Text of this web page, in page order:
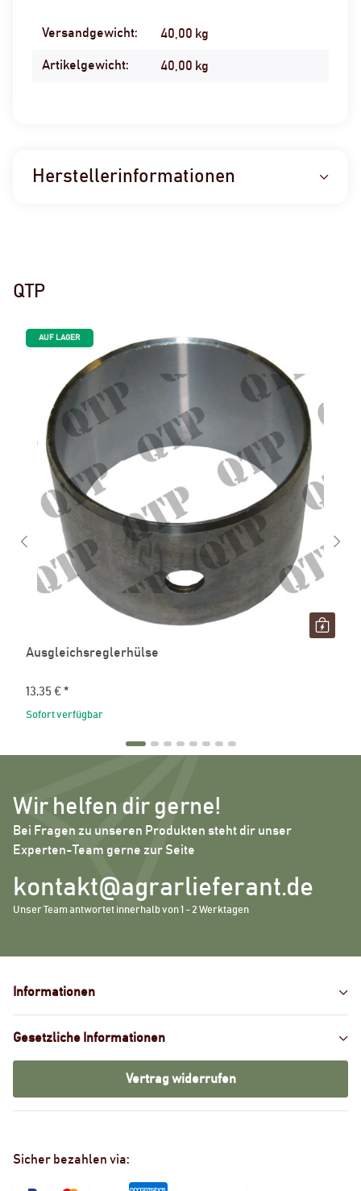
Produkteigenschaft
Wert
Versandgewicht: 40,00 kg
Artikelgewicht: 40,00 kg
Herstellerinformationen
QTP
AUF LAGER
Ausgleichsreglerhülse
13,35 € *
Sofort verfügbar
Wir helfen dir gerne!
Bei Fragen zu unseren Produkten steht dir unser
Experten-Team gerne zur Seite
kontakt@agrarlieferant.de
Unser Team antwortet innerhalb von 1 - 2 Werktagen
Informationen
Gesetzliche Informationen
Vertrag widerrufen
Sicher bezahlen via: